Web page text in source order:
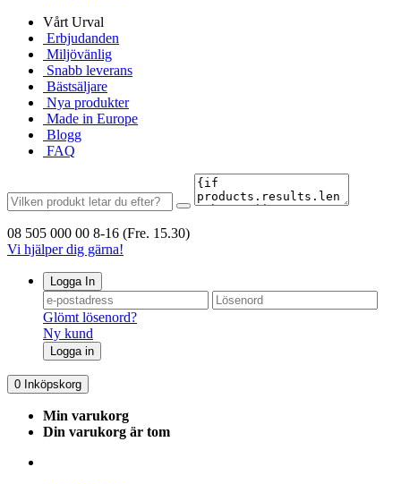
Vårt Urval
Erbjudanden
Miljövänlig
Snabb leverans
Bästsäljare
Nya produkter
Made in Europe
Blogg
FAQ
08 505 000 00 8-16 (Fre. 15.30)
Vi hjälper dig gärna!
Logga In
Glömt lösenord?
Ny kund
Logga in
0 Inköpskorg
Min varukorg
Din varukorg är tom